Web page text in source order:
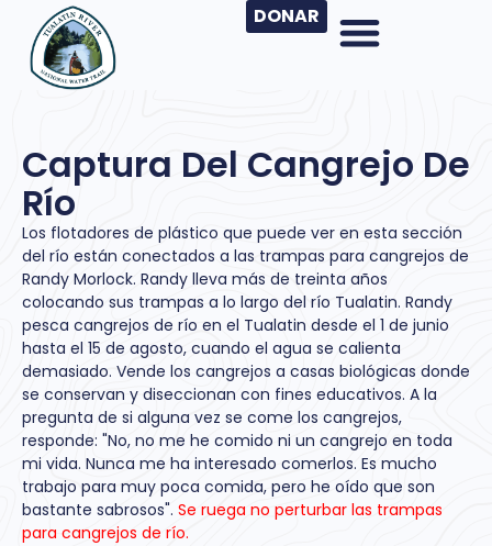
DONAR
Captura Del Cangrejo De
Río
Los flotadores de plástico que puede ver en esta sección
del río están conectados a las trampas para cangrejos de
Randy Morlock. Randy lleva más de treinta años
colocando sus trampas a lo largo del río Tualatin. Randy
pesca cangrejos de río en el Tualatin desde el 1 de junio
hasta el 15 de agosto, cuando el agua se calienta
demasiado. Vende los cangrejos a casas biológicas donde
se conservan y diseccionan con fines educativos. A la
pregunta de si alguna vez se come los cangrejos,
responde: "No, no me he comido ni un cangrejo en toda
mi vida. Nunca me ha interesado comerlos. Es mucho
trabajo para muy poca comida, pero he oído que son
bastante sabrosos". Se ruega no perturbar las trampas
para cangrejos de río.